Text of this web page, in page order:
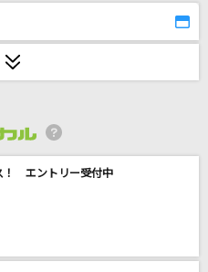
！ エントリー受付中